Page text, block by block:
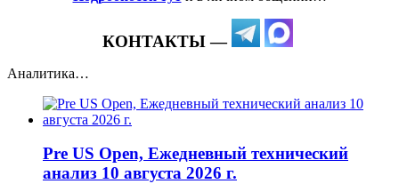
КОНТАКТЫ —
Аналитика…
Pre US Open, Ежедневный технический
анализ 10 августа 2026 г.